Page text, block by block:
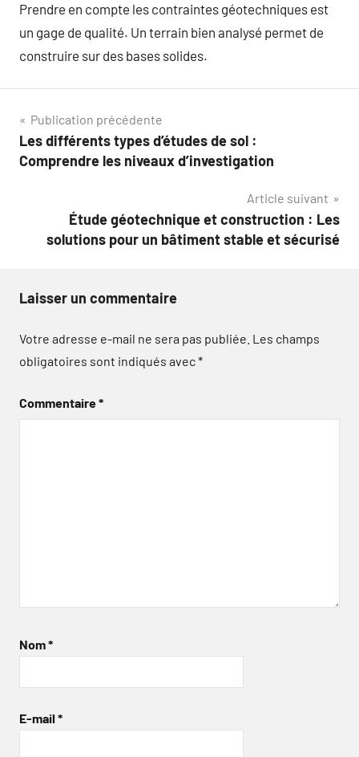
Prendre en compte les contraintes géotechniques est
un gage de qualité. Un terrain bien analysé permet de
construire sur des bases solides.
Navigation
de
Publication précédente
Les différents types d’études de sol :
Comprendre les niveaux d’investigation
Article suivant
Étude géotechnique et construction : Les
solutions pour un bâtiment stable et sécurisé
Laisser un commentaire
Votre adresse e-mail ne sera pas publiée. Les champs
obligatoires sont indiqués avec*
Commentaire*
Nom*
E-mail *